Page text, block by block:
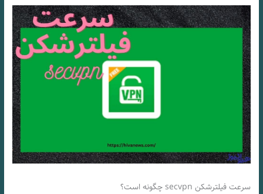
سرعت فیلترشکن secvpn چگونه است؟